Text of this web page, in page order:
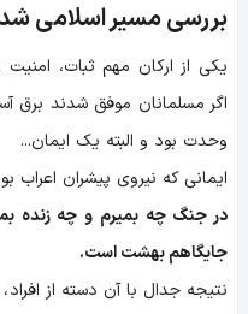
بررسی مسیر اسلامی
يكى از اركان مهم ثبات،
اگر مسلمانان موفق شدند برق
وحدت بود و البته یک ایمان...
ایمانی که نیروی پیشران اعراب
در جنگ چه بمیرم و چه زنده
جایگاهم بهشت است.
نتیجه جدال با آن دسته از